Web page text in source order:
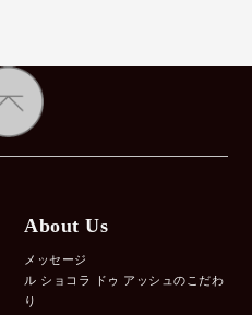
About Us
メッセージ
ル ショコラ ドゥ アッシュのこだわ
り